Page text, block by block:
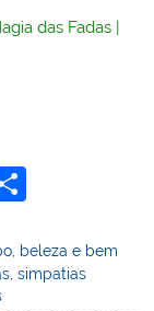
das Fadas |
ar
e
beleza e bem
,simpatias